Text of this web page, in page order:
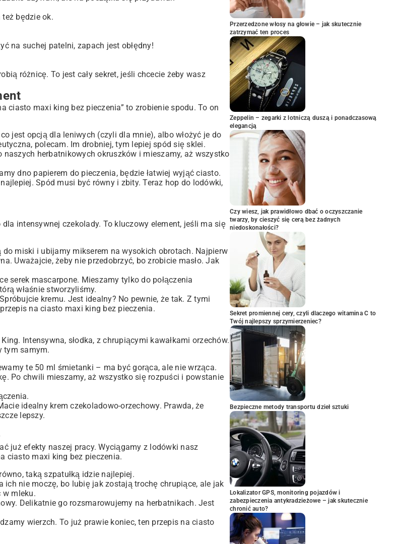
będzie ok.
na suchej patelni, zapach jest obłędny!
różnicę. To jest cały sekret, jeśli chcecie żeby wasz
ciasto maxi king bez pieczenia” to zrobienie spodu. To on
jest opcją dla leniwych (czyli dla mnie), albo włożyć je do
polecam. Im drobniej, tym lepiej spód się sklei.
herbatnikowych okruszków i mieszamy, aż wszystko
dno papierem do pieczenia, będzie łatwiej wyjąć ciasto.
Spód musi być równy i zbity. Teraz hop do lodówki,
intensywnej czekolady. To kluczowy element, jeśli ma się
miski i ubijamy mikserem na wysokich obrotach. Najpierw
Uważajcie, żeby nie przedobrzyć, bo zrobicie masło. Jak
serek mascarpone. Mieszamy tylko do połączenia
właśnie stworzyliśmy.
kremu. Jest idealny? No pewnie, że tak. Z tymi
na ciasto maxi king bez pieczenia.
Intensywna, słodka, z chrupiącymi kawałkami orzechów.
tym samym.
te 50 ml śmietanki – ma być gorąca, ale nie wrząca.
Po chwili mieszamy, aż wszystko się rozpuści i powstanie
idealny krem czekoladowo-orzechowy. Prawda, że
lepszy.
już efekty naszej pracy. Wyciągamy z lodówki nasz
ciasto maxi king bez pieczenia.
taką szpatułką idzie najlepiej.
ich nie moczę, bo lubię jak zostają trochę chrupiące, ale jak
w mleku.
Delikatnie go rozsmarowujemy na herbatnikach. Jest
wierzch. To już prawie koniec, ten przepis na ciasto
Przerzedzone włosy na głowie – jak skutecznie
zatrzymać ten proces
Zeppelin – zegarki z lotniczą duszą i ponadczasową
elegancją
Czy wiesz, jak prawidłowo dbać o oczyszczanie
twarzy, by cieszyć się cerą bez żadnych
niedoskonałości?
Sekret promiennej cery, czyli dlaczego witamina C to
Twój najlepszy sprzymierzeniec?
Bezpieczne metody transportu dzieł sztuki
Lokalizator GPS, monitoring pojazdów i
zabezpieczenia antykradzieżowe – jak skutecznie
chronić auto?